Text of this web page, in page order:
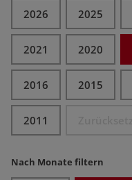
2026 2025
2021 2020
2016 2015
2011
Nach Monate filtern